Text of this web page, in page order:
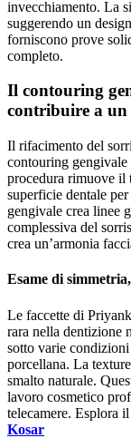
invecchiamento. La
suggerendo un
forniscono prove
completo.
Il contouring
contribuire a
Il rifacimento del
contouring gengivale
procedura rimuove il
superficie dentale
gengivale crea linee
complessiva del
crea un’armonia
Esame di
Le faccette di
rara nella dentizione
sotto varie
porcellana. La
smalto naturale.
lavoro cosmetico
telecamere. Esplora
Kosar